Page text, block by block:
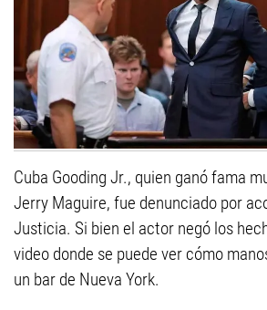
Cuba Gooding Jr., quien ganó fama
Jerry Maguire, fue denunciado por
Justicia. Si bien el actor negó los
video donde se puede ver cómo
un bar de Nueva York.